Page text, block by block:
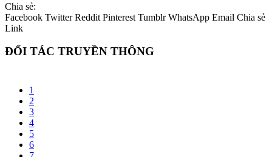
Chia sẻ:
Facebook Twitter Reddit Pinterest Tumblr WhatsApp Email Chia sẻ
Link
ĐỐI TÁC TRUYỀN THÔNG
1
2
3
4
5
6